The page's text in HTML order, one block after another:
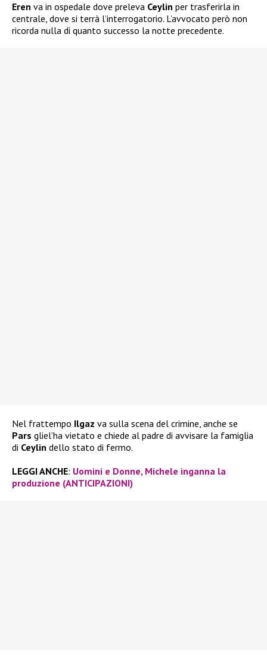
Eren va in ospedale dove preleva Ceylin per trasferirla in
centrale, dove si terrà l’interrogatorio. L’avvocato però non
ricorda nulla di quanto successo la notte precedente.
Nel frattempo Ilgaz va sulla scena del crimine, anche se
Pars gliel’ha vietato e chiede al padre di avvisare la famiglia
di Ceylin dello stato di fermo.
LEGGI ANCHE: Uomini e Donne, Michele inganna la
produzione (ANTICIPAZIONI)